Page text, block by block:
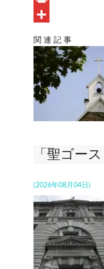
b
o
k
ea
l
u
l
o
o
k
P
i
n
t
有
関 連 記 事
「聖ゴー
(2026年08月04日)